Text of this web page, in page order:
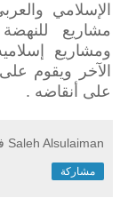
الإسلامي
مشاريع
ومشاريع
الآخر ويقوم
على أنقاضه .
Saleh Alsulaiman
مشاركة